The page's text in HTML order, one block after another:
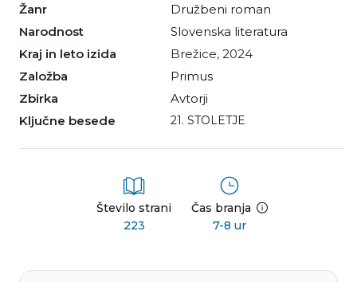
Žanr
družbeni roman
Narodnost
slovenska literatura
Kraj in leto izida
Brežice, 2024
Založba
Primus
Zbirka
Avtorji
Ključne besede
21. STOLETJE
Število strani
223
Čas branja
7-8 ur